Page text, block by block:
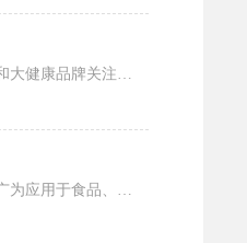
随着金银花口服液、叶黄素口服液、健儿消食口服液、鲜竹沥、止咳口服液及保健品液体向便携化、单剂量化发展，口服液包装膜正成为药企和大健康品牌关注的重点包材。相比传统玻璃瓶，复合膜条包体...
包装膜是由两种及以上不同材质薄膜，通过复合工艺加工而成的新型包装材料，整合了各类单层膜的性能优势，弥补了单一材质的性能短板，广为应用于食品、日化、医药、电子、工业品等包装领域，综合...